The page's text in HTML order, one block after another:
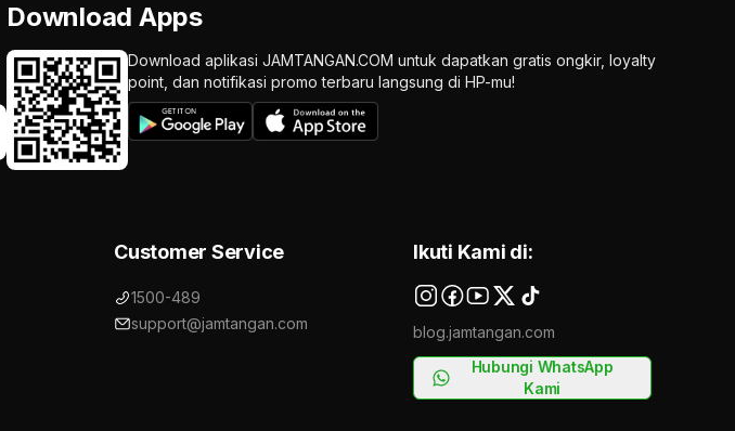
Download Apps
Download aplikasi JAMTANGAN.COM untuk dapatkan gratis ongkir, loyalty
point, dan notifikasi promo terbaru langsung di HP-mu!
Customer Service
1500-489
support@jamtangan.com
Ikuti Kami di:
blog.jamtangan.com
Hubungi WhatsApp
Kami